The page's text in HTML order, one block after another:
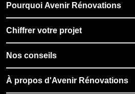
Pourquoi Avenir Rénovations
Chiffrer votre projet
Nos conseils
À propos d'Avenir Rénovations